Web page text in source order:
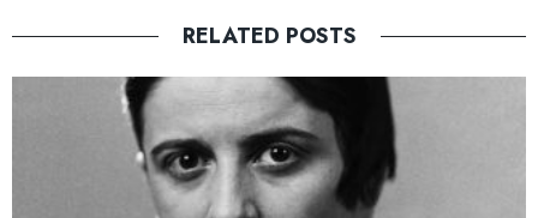
RELATED POSTS